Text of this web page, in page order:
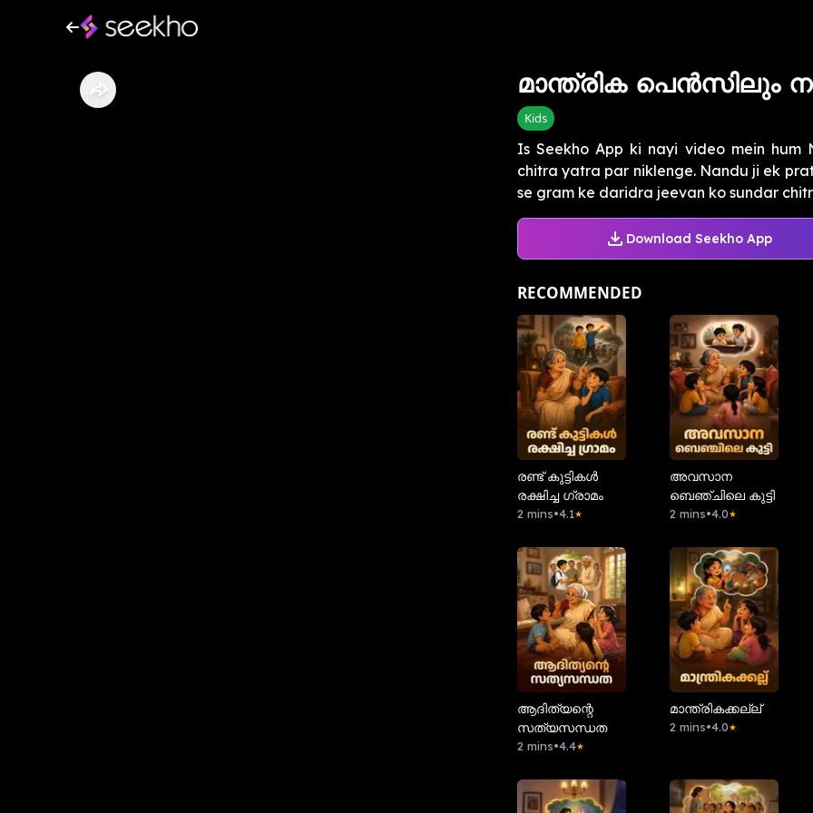
മാന്ത്രിക പെൻസിലും
Kids
Is Seekho App ki nayi video mein
chitra yatra par niklenge. Nandu ji ek
se gram ke daridra jeevan ko sundar
Download Seekho App
RECOMMENDED
രണ്ട് കുട്ടികൾ
രക്ഷിച്ച ഗ്രാമം
2 mins•4.1★
അവസാന
ബെഞ്ചിലെ കുട്ടി
2 mins•4.0★
ആദിത്യന്റെ
സത്യസന്ധത
2 mins•4.4★
മാന്ത്രികക്കല്ല്
2 mins•4.0★